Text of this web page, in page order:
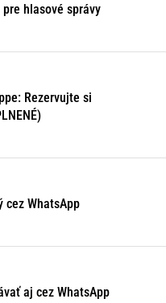
hlasové správy
Rezervujte si
cez WhatsApp
aj cez WhatsApp